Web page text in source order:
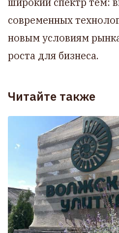
современных
новым условиям
роста для бизнеса.
Читайте также